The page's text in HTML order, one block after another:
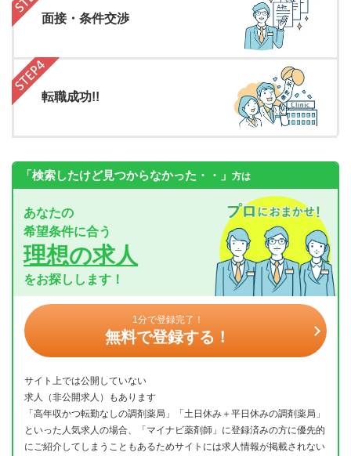
面接・条件交渉
転職成功!!
「検索したけど見つからなかった・・」 方は
あなたの
希望条件に合う
理想の求人
をお探しします！
1分で登録完了！
無料で登録する！
サイト上では公開していない
求人（非公開求人）もあります
「高年収かつ転勤なしの調剤薬局」「土日休み＋平日休みの調剤薬局」
といった人気求人の場合、「マイナビ薬剤師」に登録済みの方に優先的
にご紹介してしまうこともあるためサイトには求人情報が掲載されない